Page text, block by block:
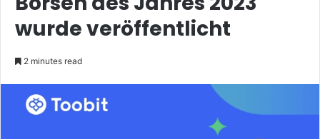
wurde veröffentlicht
2 minutes read